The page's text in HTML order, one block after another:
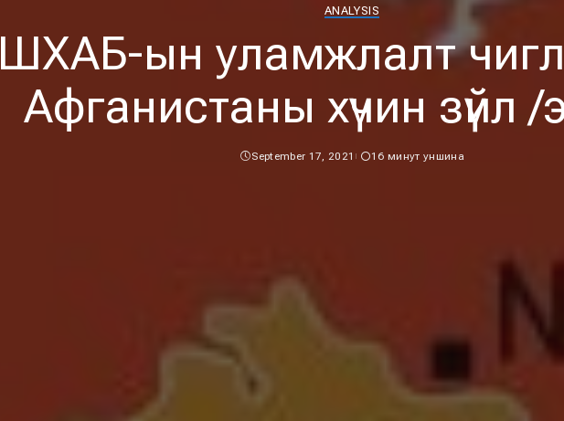
ANALYSIS
ШХАБ-ын уламжлалт
Афганистаны хүчин зүйл /
September 17, 2021 16 минут уншина